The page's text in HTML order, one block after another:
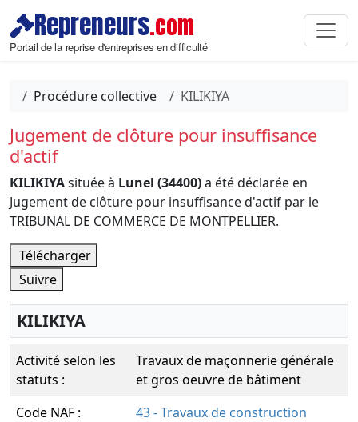
Repreneurs.com
Portail de la reprise d'entreprises en difficulté
Procédure collective KILIKIYA
Jugement de clôture pour insuffisance
d'actif
KILIKIYAsituée à Lunel (34400)a été déclarée en
Jugement de clôture pour insuffisance d'actif par le
TRIBUNAL DE COMMERCE DE MONTPELLIER.
Télécharger
Suivre
KILIKIYA
Activité selon les
statuts :
Travaux de maçonnerie générale
et gros oeuvre de bâtiment
Code NAF :
43 - Travaux de construction